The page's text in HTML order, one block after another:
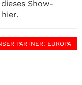
Show-
PARTNER: EUROPA